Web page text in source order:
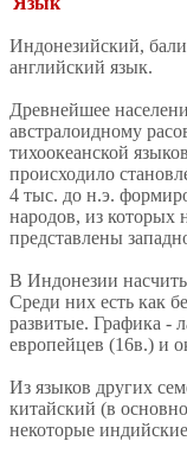
Индонезийский,
английский язык.
Древнейшее
австралоидному
тихоокеанской
происходило
4 тыс. до н.э.
народов, из которых
представлены
В Индонезии
Среди них есть как
развитые. Графика -
европейцев (16в.) и
Из языков других
китайский (в
некоторые